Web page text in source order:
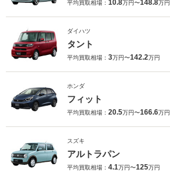
平均買取相場： 10.8万円〜148.8万円
ダイハツ
タント
平均買取相場： 3万円〜142.2万円
ホンダ
フィット
平均買取相場： 20.5万円〜166.6万円
スズキ
アルトラパン
平均買取相場： 4.1万円〜125万円